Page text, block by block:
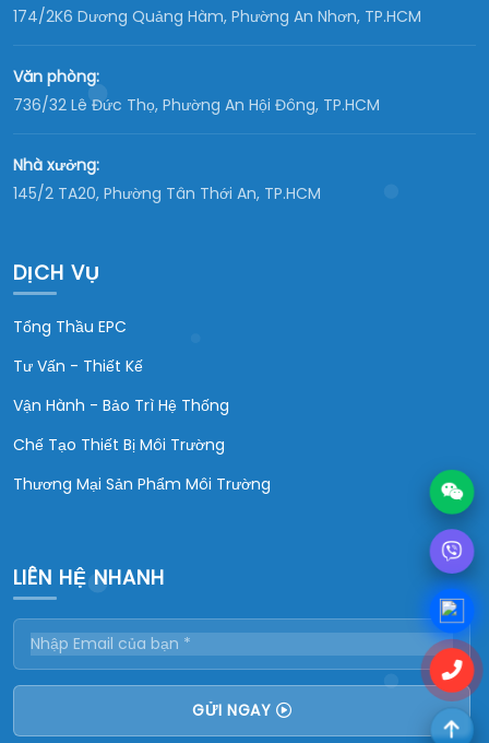
174/2K6 Dương Quảng Hàm, Phường An Nhơn, TP.HCM
Văn phòng:
736/32 Lê Đức Thọ, Phường An Hội Đông, TP.HCM
Nhà xưởng:
145/2 TA20, Phường Tân Thới An, TP.HCM
DỊCH VỤ
Tổng Thầu EPC
Tư Vấn - Thiết Kế
Vận Hành - Bảo Trì Hệ Thống
Chế Tạo Thiết Bị Môi Trường
Thương Mại Sản Phẩm Môi Trường
LIÊN HỆ NHANH
GỬI NGAY